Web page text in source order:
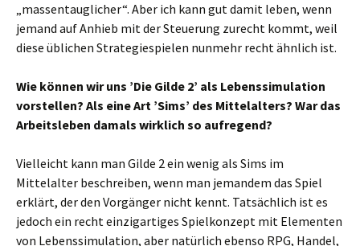
„massentauglicher“. Aber ich kann gut damit leben, wenn
jemand auf Anhieb mit der Steuerung zurecht kommt, weil
diese üblichen Strategiespielen nunmehr recht ähnlich ist.
Wie können wir uns ’Die Gilde 2’ als Lebenssimulation
vorstellen? Als eine Art ’Sims’ des Mittelalters? War das
Arbeitsleben damals wirklich so aufregend?
Vielleicht kann man Gilde 2 ein wenig als Sims im
Mittelalter beschreiben, wenn man jemandem das Spiel
erklärt, der den Vorgänger nicht kennt. Tatsächlich ist es
jedoch ein recht einzigartiges Spielkonzept mit Elementen
von Lebenssimulation, aber natürlich ebenso RPG, Handel,